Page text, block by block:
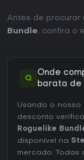
Antes de procurar
Bundle, confira o
Q
Onde
barata de
Usando o
desconto
Roguelike
disponível na
mercado. Todas